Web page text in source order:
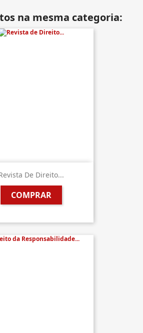
na mesma categoria:
De Direito...
COMPRAR